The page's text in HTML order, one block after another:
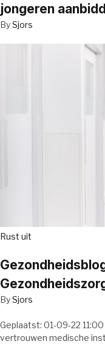
jongeren
BySjors
Rust uit
BySjors
Geplaatst: 01-09-22
vertrouwen medische